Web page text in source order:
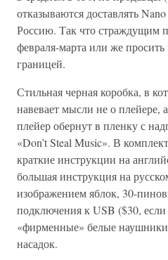
отказываются доставлять
Россию. Так что страждущим
февраля-марта или же
границей.
Стильная черная коробка, в
навевает мысли не о плейере,
плейер обернут в пленку с
«Don’t Steal Music». В
краткие инструкции на
большая инструкция на
изображением яблок, 30-
подключения к USB ($30,
«фирменные» белые
насадок.